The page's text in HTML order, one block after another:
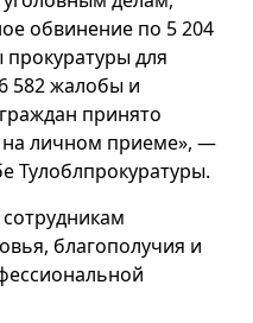
обвинение по 5 204
для
582 жалобы и
принято
на личном приеме», —
Тулоблпрокуратуры.
благополучия и